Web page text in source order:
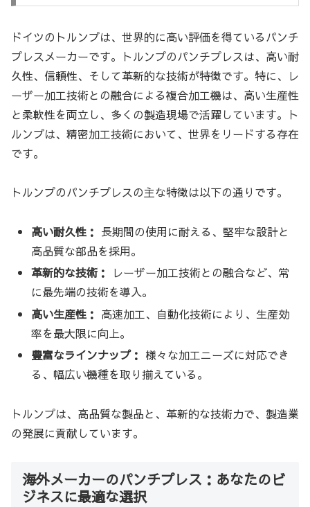
ドイツのトルンプは、世界的に高い評価を得ているパンチ
プレスメーカーです。トルンプのパンチプレスは、高い耐
久性、信頼性、そして革新的な技術が特徴です。特に、レ
ーザー加工技術との融合による複合加工機は、高い生産性
と柔軟性を両立し、多くの製造現場で活躍しています。ト
ルンプは、精密加工技術において、世界をリードする存在
です。
トルンプのパンチプレスの主な特徴は以下の通りです。
高い耐久性： 長期間の使用に耐える、堅牢な設計と
高品質な部品を採用。
革新的な技術：
レーザー加工技術との融合など、常
に最先端の技術を導入。
高い生産性： 高速加工、自動化技術により、生産効
率を最大限に向上。
豊富なラインナップ： 様々な加工ニーズに対応でき
る、幅広い機種を取り揃えている。
トルンプは、高品質な製品と、革新的な技術力で、製造業
の発展に貢献しています。
海外メーカーのパンチプレス：あなたのビ
ジネスに最適な選択